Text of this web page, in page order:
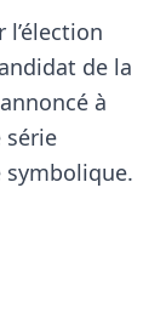
de la
à
série
symbolique.